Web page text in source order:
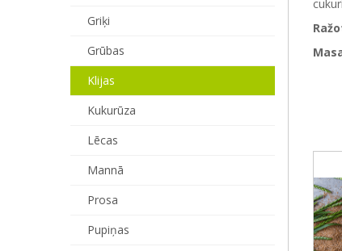
Griķi
Grūbas
Klijas
Kukurūza
Lēcas
Mannā
Prosa
Pupiņas